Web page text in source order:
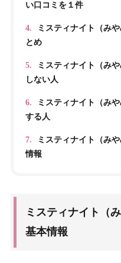
い口コミを１件
4.
ミスティナイト（み
とめ
5.
ミスティナイト（み
しない人
6.
ミスティナイト（み
する人
7.
ミスティナイト（み
情報
ミスティナイト（
基本情報